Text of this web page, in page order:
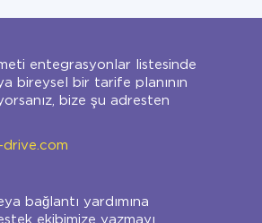
entegrasyonlar listesinde
bireysel bir tarife planının
bize şu adresten
drive.com
bağlantı yardımına
ekibimize yazmayı